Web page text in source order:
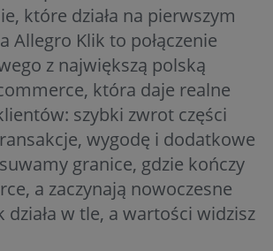
które działa na pierwszym
Allegro Klik to połączenie
z największą polską
która daje realne
szybki zwrot części
wygodę i dodatkowe
granice, gdzie kończy
a zaczynają nowoczesne
działa w tle, a wartości widzisz